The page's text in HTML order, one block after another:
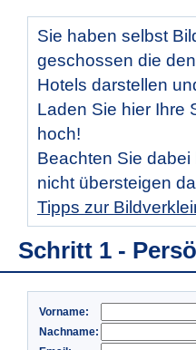
Sie haben selbst
geschossen die
Hotels darstellen
Laden Sie hier Ihre
hoch!
Beachten Sie
nicht übersteigen
Tipps zur
Schritt 1 -
Vorname:
Nachname: